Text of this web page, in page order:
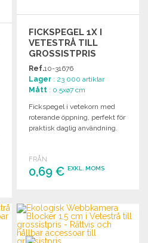
FICKSPEGEL 1X I
VETESTRÅ TILL
GROSSISTPRIS
Ref.10-31676
Lager : 23 000 artiklar
Mått : 0.5xø7 cm
Fickspegel i vetekorn med
roterande öppning, perfekt för
praktisk daglig användning.
FRÅN
0,69 €EXKL. MOMS
Begär offert